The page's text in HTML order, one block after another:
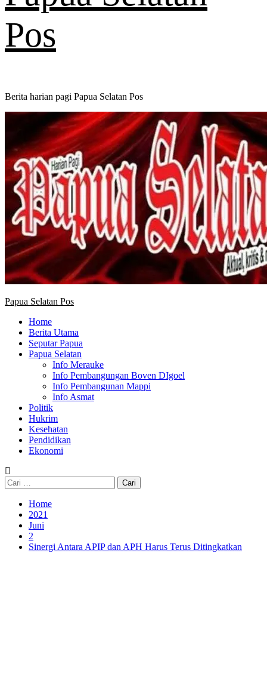
Pos
Berita harian pagi Papua Selatan Pos
Primary
Papua Selatan Pos
Home
Berita Utama
Seputar Papua
Papua Selatan
Info Merauke
Info Pembangungan Boven DIgoel
Info Pembangunan Mappi
Info Asmat
Politik
Hukrim
Kesehatan
Pendidikan
Ekonomi
Cari
untuk:
Home
2021
Juni
2
Sinergi Antara APIP dan APH Harus Terus Ditingkatkan